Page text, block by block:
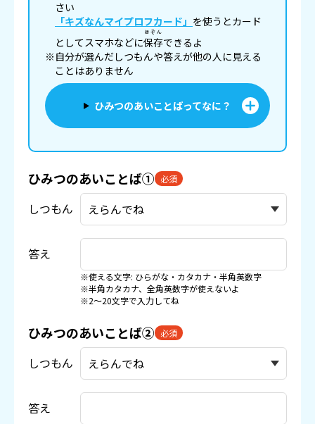
さい
「キズなんマイプロフカード」 を使うとカード
としてスマホなどに保存
ほぞん
できるよ
※自分が選んだしつもんや答えが他の人に見える
ことはありません
ひみつのあいことばってなに？
ひみつのあいことば① 必須
しつもん
答え
※使える文字: ひらがな・カタカナ・半角英数字
※半角カタカナ、全角英数字が使えないよ
※2〜20文字で入力してね
ひみつのあいことば② 必須
しつもん
答え